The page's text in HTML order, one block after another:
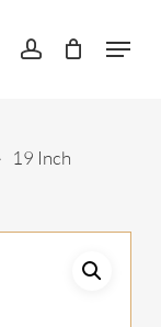
zoekenaccount Menu
19 Inch